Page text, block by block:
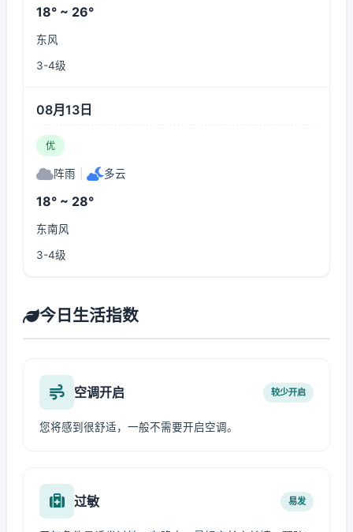
18° ~ 26°
东风
3-4级
08月13日
优
阵雨 多云
18° ~ 28°
东南风
3-4级
今日生活指数
空调开启 较少开启
您将感到很舒适，一般不需要开启空调。
过敏 易发